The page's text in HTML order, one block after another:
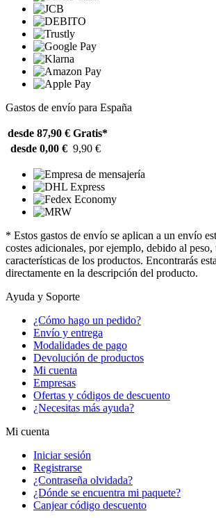
Gastos de envío para España
desde 87,90 € Gratis*
desde 0,00 € 9,90 €
* Estos gastos de envío se aplican a un envío
costes adicionales, por ejemplo, debido al peso,
características de los productos. Encontrarás
directamente en la descripción del producto.
Ayuda y Soporte
¿Cómo hago un pedido?
Envío y entrega
Modalidades de pago
Devolución de productos
Mi cuenta
Empresas
Ofertas y códigos de descuento
¿Necesitas más ayuda?
Mi cuenta
Iniciar sesión
Registrarse
¿Contraseña olvidada?
¿Dónde se encuentra mi paquete?
Canjear código descuento